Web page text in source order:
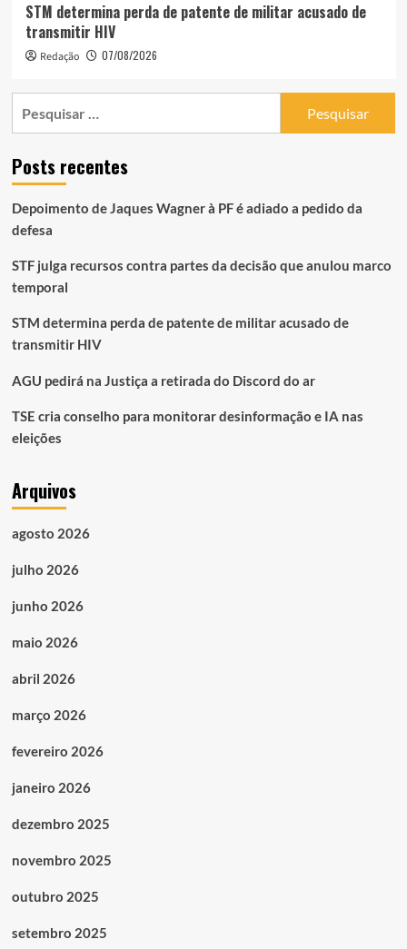
STM determina perda de patente de militar acusado de
transmitir HIV
Redação 07/08/2026
Posts recentes
Depoimento de Jaques Wagner à PF é adiado a pedido da
defesa
STF julga recursos contra partes da decisão que anulou marco
temporal
STM determina perda de patente de militar acusado de
transmitir HIV
AGU pedirá na Justiça a retirada do Discord do ar
TSE cria conselho para monitorar desinformação e IA nas
eleições
Arquivos
agosto 2026
julho 2026
junho 2026
maio 2026
abril 2026
março 2026
fevereiro 2026
janeiro 2026
dezembro 2025
novembro 2025
outubro 2025
setembro 2025